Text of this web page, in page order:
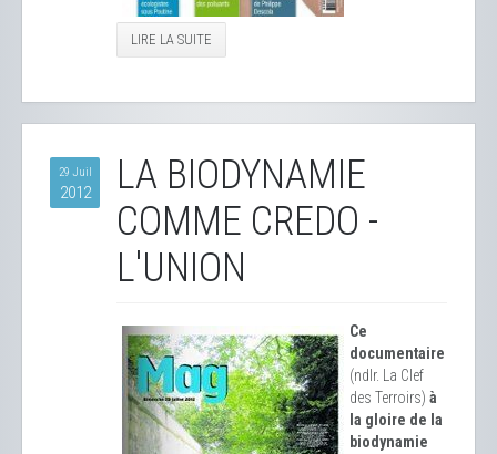
LIRE LA SUITE
29 Juil
2012
LA BIODYNAMIE
COMME CREDO -
L'UNION
Ce
documentaire
(ndlr. La Clef
des Terroirs) à
la gloire de la
biodynamie